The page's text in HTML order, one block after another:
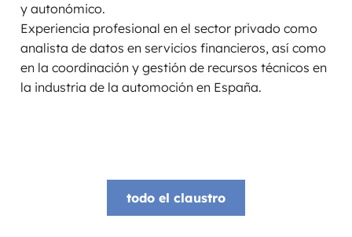
y autonómico.
Experiencia profesional en el sector privado como
analista de datos en servicios financieros, así como
en la coordinación y gestión de recursos técnicos en
la industria de la automoción en España.
todo el claustro